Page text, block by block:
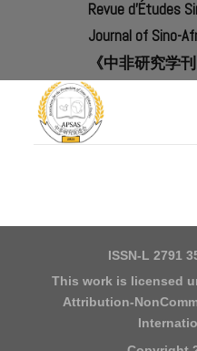
Revue d'Études
Journal of Sino-
《中非研究学刊
ISSN-L 2791
This work is licensed
Attribution-